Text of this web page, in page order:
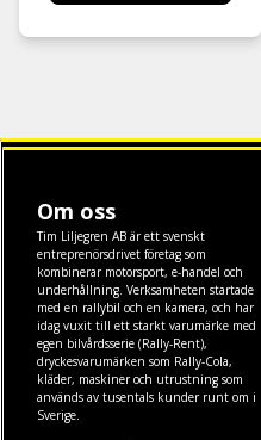
Om oss
Tim Liljegren AB är ett svenskt
entreprenörsdrivet företag som
kombinerar motorsport, e-handel och
underhållning. Verksamheten startade
med en rallybil och en kamera, och har
idag vuxit till ett starkt varumärke med
egen bilvårdsserie (Rally-Rent),
dryckesvarumärken som Rally-Cola,
kläder, maskineroch utrustning som
används av tusentals kunder runt om i
Sverige.